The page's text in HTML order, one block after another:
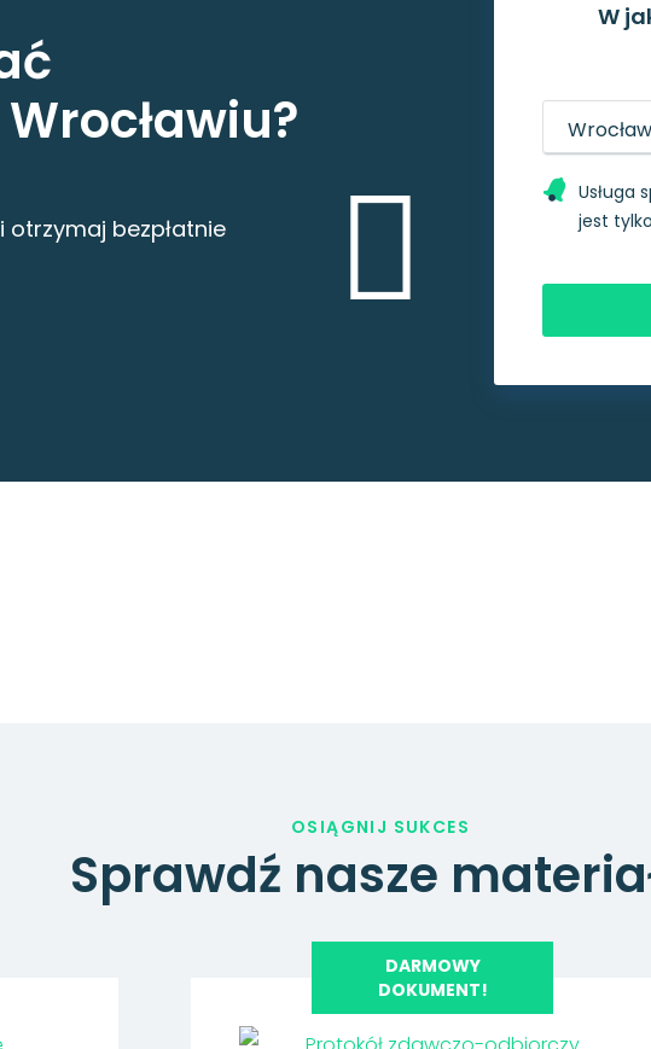
otrzymaj bezpłatnie
W
Usługa
jest
OSIĄGNIJ SUKCES
Sprawdź nasze
DARMOWY
DOKUMENT!